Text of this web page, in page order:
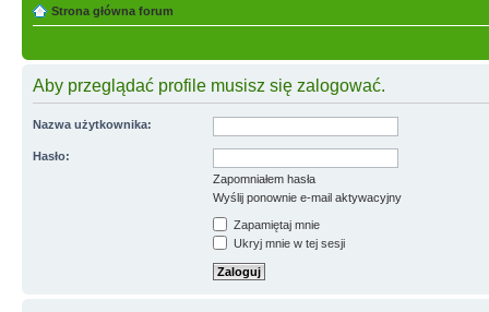
Strona główna forum
Aby przeglądać profile musisz się zalogować.
Nazwa użytkownika:
Hasło:
Zapomniałem hasła
Wyślij ponownie e-mail aktywacyjny
Zapamiętaj mnie
Ukryj mnie w tej sesji